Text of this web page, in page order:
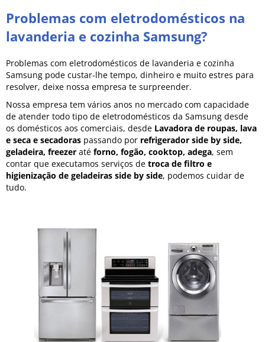
Problemas com eletrodomésticos na
lavanderia e cozinha Samsung?
Problemas com eletrodomésticos de lavanderia e cozinha
Samsung pode custar-lhe tempo, dinheiro e muito estres para
resolver, deixe nossa empresa te surpreender.
Nossa empresa tem vários anos no mercado com capacidade
de atender todo tipo de eletrodomésticos da Samsung desde
os domésticos aos comerciais, desde Lavadora de roupas, lava
e seca e secadoras passando por refrigerador side by side,
geladeira, freezer até forno, fogão, cooktop, adega, sem
contar que executamos serviços de troca de filtro e
higienização de geladeiras side by side, podemos cuidar de
tudo.